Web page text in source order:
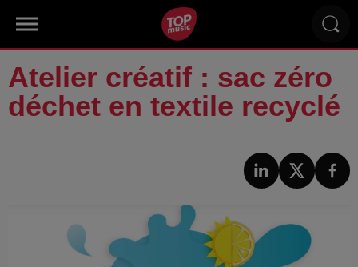
Atelier créatif : sac zéro
déchet en textile recyclé